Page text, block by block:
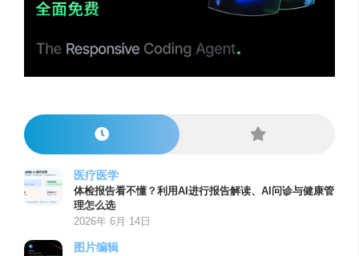
医疗医学
体检报告看不懂？利用AI进行报告解读、AI问诊与健康管
理怎么选
2026年 6月 14日
图片编辑